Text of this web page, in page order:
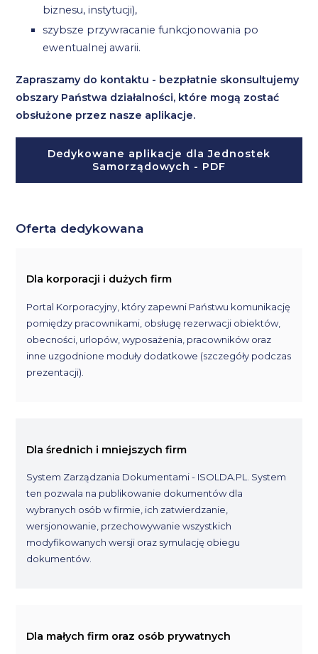
biznesu, instytucji),
szybsze przywracanie funkcjonowania po
ewentualnej awarii.
Zapraszamy do kontaktu - bezpłatnie skonsultujemy
obszary Państwa działalności, które mogą zostać
obsłużone przez nasze aplikacje.
Dedykowane aplikacje dla Jednostek
Samorządowych - PDF
Oferta dedykowana
Dla korporacji i dużych firm
Portal Korporacyjny, który zapewni Państwu komunikację
pomiędzy pracownikami, obsługę rezerwacji obiektów,
obecności, urlopów, wyposażenia, pracowników oraz
inne uzgodnione moduły dodatkowe (szczegóły podczas
prezentacji).
Dla średnich i mniejszych firm
System Zarządzania Dokumentami - ISOLDA.PL. System
ten pozwala na publikowanie dokumentów dla
wybranych osób w firmie, ich zatwierdzanie,
wersjonowanie, przechowywanie wszystkich
modyfikowanych wersji oraz symulację obiegu
dokumentów.
Dla małych firm oraz osób prywatnych